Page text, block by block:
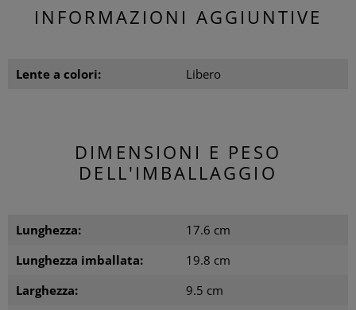
INFORMAZIONI AGGIUNTIVE
Lente a colori: Libero
DIMENSIONI E PESO
DELL'IMBALLAGGIO
Lunghezza:
17.6 cm
Lunghezza imballata:
19.8 cm
Larghezza:
9.5 cm